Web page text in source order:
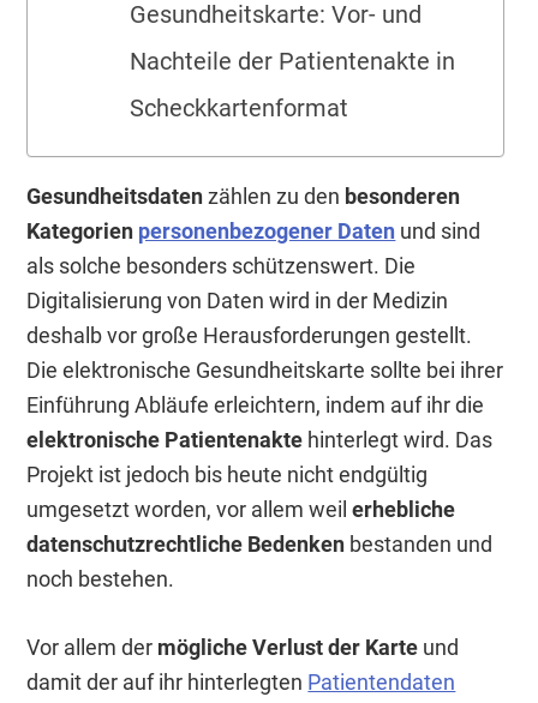
Gesundheitskarte: Vor- und
Nachteile der Patientenakte in
Scheckkartenformat
Gesundheitsdatenzählen zu den besonderen
Kategorien personenbezogener Daten und sind
als solche besonders schützenswert. Die
Digitalisierung von Daten wird in der Medizin
deshalb vor große Herausforderungen gestellt.
Die elektronische Gesundheitskarte sollte bei ihrer
Einführung Abläufe erleichtern, indem auf ihr die
elektronische Patientenakte hinterlegt wird. Das
Projekt ist jedoch bis heute nicht endgültig
umgesetzt worden, vor allem weilerhebliche
datenschutzrechtliche Bedenken bestanden und
noch bestehen.
Vor allem der mögliche Verlust der Karte und
damit der auf ihr hinterlegten Patientendaten